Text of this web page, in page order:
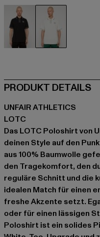
PRODUKT DETAILS
UNFAIR ATHLETICS
LOTC
Das LOTC Poloshirt von
deinen Style auf den
aus 100% Baumwolle
den Tragekomfort, den
reguläre Schnitt und die
idealen Match für einen
freshe Akzente setzt.
oder für einen lässigen
Poloshirt ist ein solides